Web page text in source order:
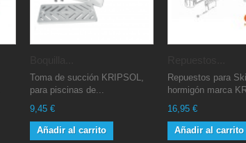
Toma de succión KRIPSOL,
para piscinas de...
9,45 €
Añadir al carrito
Repuestos para
hormigón marca
16,95 €
Añadir al carrito